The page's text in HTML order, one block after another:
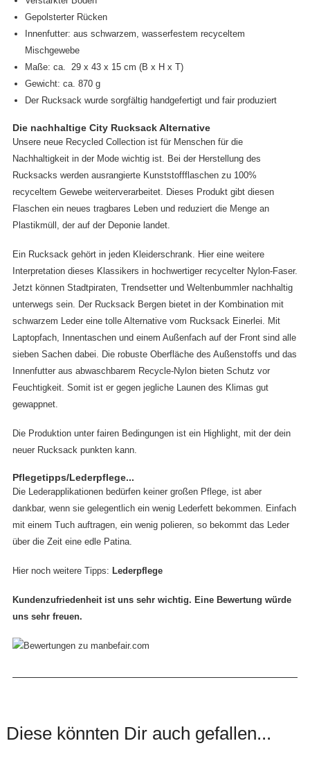
Gepolsterter Rücken
Innenfutter: aus schwarzem, wasserfestem recyceltem
Mischgewebe
Maße: ca. 29 x 43 x 15 cm (B x H x T)
Gewicht: ca. 870 g
Der Rucksack wurde sorgfältig handgefertigt und fair produziert
Die nachhaltige City Rucksack Alternative
Unsere neue Recycled Collection ist für Menschen für die
Nachhaltigkeit in der Mode wichtig ist. Bei der Herstellung des
Rucksacks werden ausrangierte Kunststoffflaschen zu 100%
recyceltem Gewebe weiterverarbeitet. Dieses Produkt gibt diesen
Flaschen ein neues tragbares Leben und reduziert die Menge an
Plastikmüll, der auf der Deponie landet.
Ein Rucksack gehört in jeden Kleiderschrank. Hier eine weitere
Interpretation dieses Klassikers in hochwertiger recycelter Nylon-Faser.
Jetzt können Stadtpiraten, Trendsetter und Weltenbummler nachhaltig
unterwegs sein. Der Rucksack Bergen bietet in der Kombination mit
schwarzem Leder eine tolle Alternative vom Rucksack Einerlei. Mit
Laptopfach, Innentaschen und einem Außenfach auf der Front sind alle
sieben Sachen dabei. Die robuste Oberfläche des Außenstoffs und das
Innenfutter aus abwaschbarem Recycle-Nylon bieten Schutz vor
Feuchtigkeit. Somit ist er gegen jegliche Launen des Klimas gut
gewappnet.
Die Produktion unter fairen Bedingungen ist ein Highlight, mit der dein
neuer Rucksack punkten kann.
Pflegetipps/Lederpflege...
Die Lederapplikationen bedürfen keiner großen Pflege, ist aber
dankbar, wenn sie gelegentlich ein wenig Lederfett bekommen. Einfach
mit einem Tuch auftragen, ein wenig polieren, so bekommt das Leder
über die Zeit eine edle Patina.
Hier noch weitere Tipps: Lederpflege
Kundenzufriedenheit ist uns sehr wichtig. Eine Bewertung würde
uns sehr freuen.
Diese könnten Dir auch gefallen...